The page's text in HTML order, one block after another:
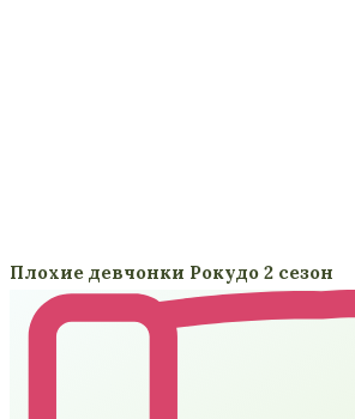
Плохие девчонки Рокудо 2 сезон